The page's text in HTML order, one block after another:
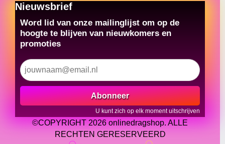
Nieuwsbrief
Word lid van onze mailinglijst om op de
hoogte te blijven van nieuwkomers en
promoties
Abonneer
U kunt zich op elk moment uitschrijven
©COPYRIGHT 2026 onlinedragshop. ALLE
RECHTEN GERESERVEERD